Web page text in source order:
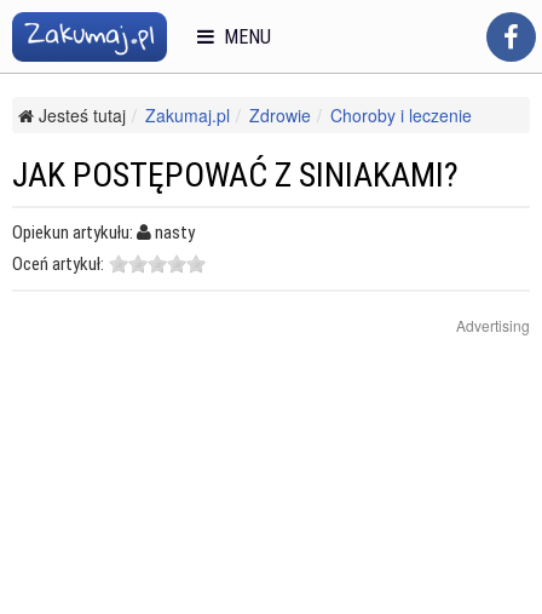
Jesteś tutaj Zakumaj.pl Zdrowie
Choroby i leczenie
JAK POSTĘPOWAĆ Z SINIAKAMI?
Opiekun artykułu:
nasty
Oceń artykuł:
Advertising
MENU